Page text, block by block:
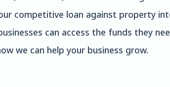
competitive loan against property
can access the funds they
we can help your business grow.